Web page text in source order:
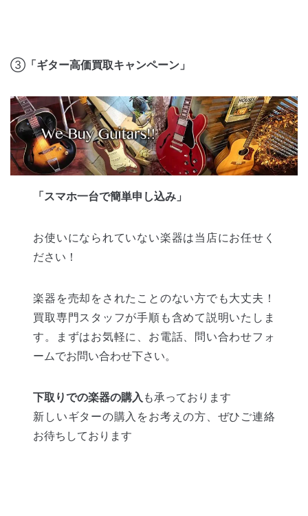
③ 「ギター高価買取キャンペーン」
「スマホ一台で簡単申し込み」
お使いになられていない楽器は当店にお任せく
ださい！
楽器を売却をされたことのない方でも大丈夫！
買取専門スタッフが手順も含めて説明いたしま
す。まずはお気軽に、お電話、問い合わせフォ
ームでお問い合わせ下さい。
下取りでの楽器の購入 も承っております
新しいギターの購入をお考えの方、ぜひご連絡
お待ちしております